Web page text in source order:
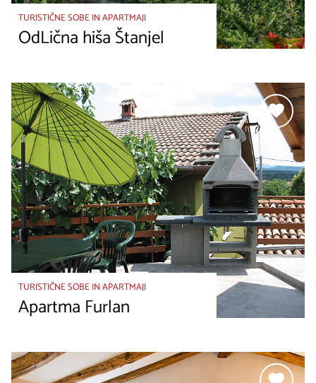
TURISTIČNE SOBE IN APARTMAJI
OdLična hiša Štanjel
TURISTIČNE SOBE IN APARTMAJI
Apartma Furlan